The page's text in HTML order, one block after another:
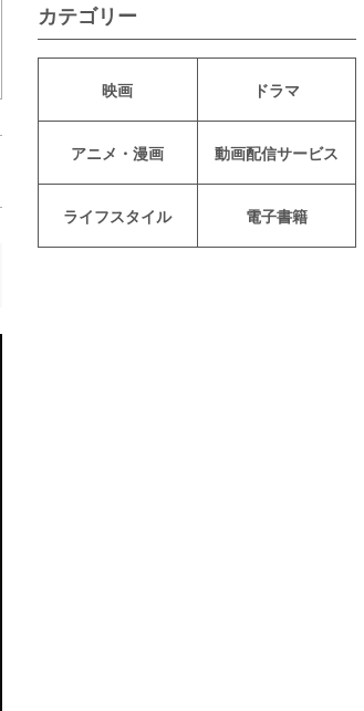
カテゴリー
映画 ドラマ
アニメ・漫画 動画配信サービス
ライフスタイル 電子書籍